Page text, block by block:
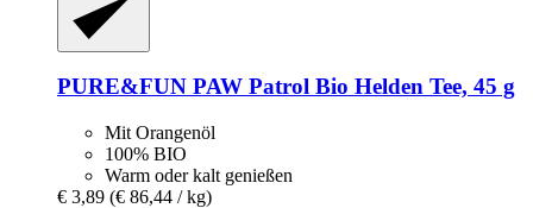
PURE&FUN PAW Patrol Bio Helden Tee, 45 g
Mit Orangenöl
100% BIO
Warm oder kalt genießen
€ 3,89 (€ 86,44 / kg)